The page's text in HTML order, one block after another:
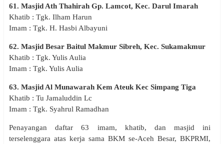
61. Masjid Ath Thahirah Gp. Lamcot, Kec. Darul Imarah
Khatib : Tgk. Ilham Harun
Imam : Tgk. H. Hasbi Albayuni
62. Masjid Besar Baitul Makmur Sibreh, Kec. Sukamakmur
Khatib : Tgk. Yulis Aulia
Imam : Tgk. Yulis Aulia
63. Masjid Al Munawarah Kem Ateuk Kec Simpang Tiga
Khatib : Tu Jamaluddin Lc
Imam : Tgk. Syahrul Ramadhan
Penayangan daftar 63 imam, khatib, dan masjid ini
terselenggara atas kerja sama BKM se-Aceh Besar, BKPRMI,